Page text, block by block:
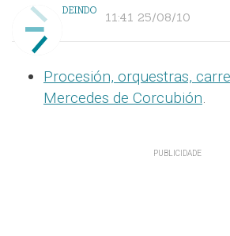
DEINDO 11:41 25/08/10
Procesión, orquestras,
Mercedes de Corcubión.